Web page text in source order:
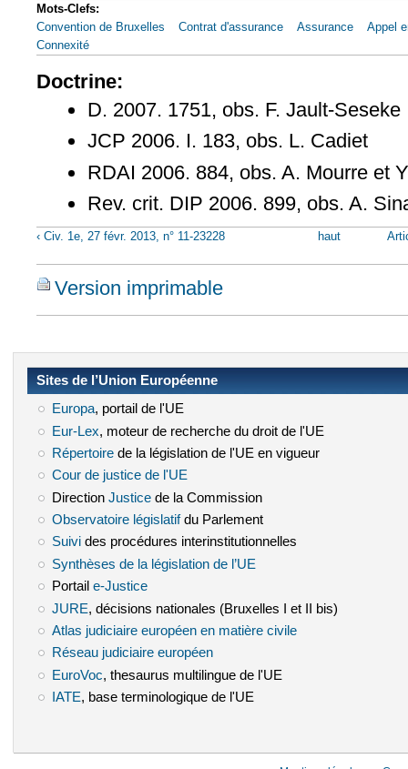
Mots-Clefs:
Convention de Bruxelles
Contrat d'assurance Assurance
Appel
Connexité
Doctrine:
D. 2007. 1751, obs. F. Jault-Seseke
JCP 2006. I. 183, obs. L. Cadiet
RDAI 2006. 884, obs. A. Mourre et
Rev. crit. DIP 2006. 899, obs. A.
‹ Civ. 1e, 27 févr. 2013, n° 11-23228 haut
Version imprimable
Sites de l’Union Européenne
Europa(le lien est externe)
, portail de l'UE
Eur-Lex (le lien est externe)
, moteur de recherche du droit de l'UE
Répertoire(le lien est externe)
de la législation de l'UE en vigueur
Cour de justice de l'UE
Direction Justice(le lien est externe)
de la Commission
Observatoire législatif(le lien est externe)
du Parlement
Suivi(le lien est externe)
des procédures interinstitutionnelles
Synthèses de la législation de l’UE
Portail e-Justice(le lien est externe)
JURE (le lien est externe)
, décisions nationales (Bruxelles I et II bis)
Atlas judiciaire européen en matière civile(le lien est externe)
Réseau judiciaire européen(le lien est externe)
EuroVoc (le lien est externe)
, thesaurus multilingue de l'UE
IATE(le lien est externe)
, base terminologique de l'UE